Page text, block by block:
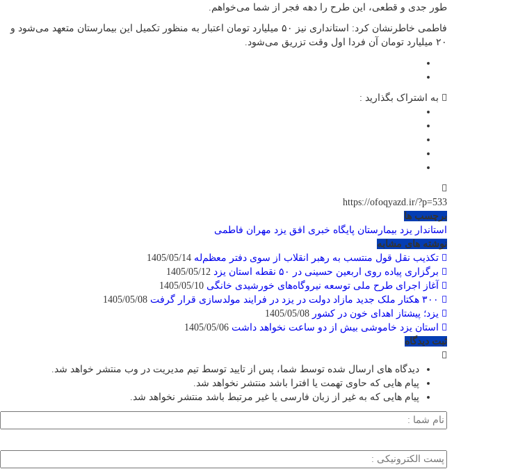
طور جدی و قطعی، این طرح را دهه فجر از شما می‌خواهم.
فاطمی خاطرنشان کرد: استانداری نیز ۵۰ میلیارد تومان اعتبار به منظور تکمیل این بیمارستان متعهد می‌شود و
۲۰ میلیارد تومان آن فردا اول وقت تزریق می‌شود.
به اشتراک بگذارید :
https://ofoqyazd.ir/?p=533
برچسب ها
استاندار یزد بیمارستان پایگاه خبری افق یزد مهران فاطمی
نوشته های مشابه
تکذیب نقل قول منتسب به رهبر انقلاب از سوی دفتر معظم‌له
برگزاری پیاده روی اربعین حسینی در ۵۰ نقطه استان یزد
آغاز اجرای طرح ملی توسعه نیروگاه‌های خورشیدی خانگی
یزد؛ پیشتاز اهدای خون در کشور
استان یزد خاموشی بیش از دو ساعت نخواهد داشت
ثبت دیدگاه
دیدگاه های ارسال شده توسط شما، پس از تایید توسط تیم مدیریت در وب منتشر خواهد شد.
پیام هایی که حاوی تهمت یا افترا باشد منتشر نخواهد شد.
پیام هایی که به غیر از زبان فارسی یا غیر مرتبط باشد منتشر نخواهد شد.